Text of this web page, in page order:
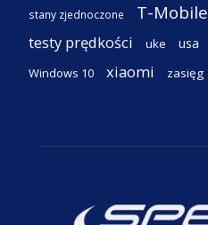
stany zjednoczone T-Mobile
testy prędkości uke usa
Windows 10 xiaomi zasięg